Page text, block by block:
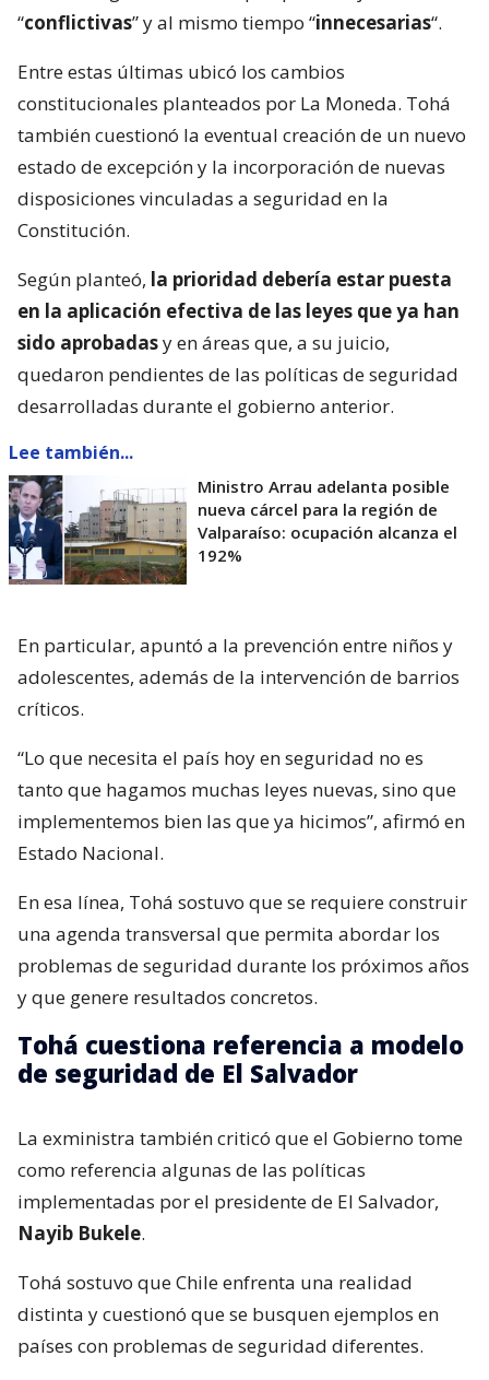
“conflictivas” y al mismo tiempo “innecesarias“.
Entre estas últimas ubicó los cambios
constitucionales planteados por La Moneda. Tohá
también cuestionó la eventual creación de un nuevo
estado de excepción y la incorporación de nuevas
disposiciones vinculadas a seguridad en la
Constitución.
Según planteó, la prioridad debería estar puesta
en la aplicación efectiva de las leyes que ya han
sido aprobadasy en áreas que, a su juicio,
quedaron pendientes de las políticas de seguridad
desarrolladas durante el gobierno anterior.
Lee también...
Ministro Arrau adelanta posible
nueva cárcel para la región de
Valparaíso: ocupación alcanza el
192%
En particular, apuntó a la prevención entre niños y
adolescentes, además de la intervención de barrios
críticos.
“Lo que necesita el país hoy en seguridad no es
tanto que hagamos muchas leyes nuevas, sino que
implementemos bien las que ya hicimos”, afirmó en
Estado Nacional.
En esa línea, Tohá sostuvo que se requiere construir
una agenda transversal que permita abordar los
problemas de seguridad durante los próximos años
y que genere resultados concretos.
Tohá cuestiona referencia a modelo
de seguridad de El Salvador
La exministra también criticó que el Gobierno tome
como referencia algunas de las políticas
implementadas por el presidente de El Salvador,
Nayib Bukele.
Tohá sostuvo que Chile enfrenta una realidad
distinta y cuestionó que se busquen ejemplos en
países con problemas de seguridad diferentes.